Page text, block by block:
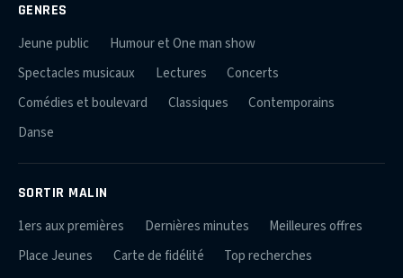
GENRES
Jeune public
Humour et One man show
Spectacles musicaux
Lectures
Concerts
Comédies et boulevard
Classiques
Contemporains
Danse
SORTIR MALIN
1ers aux premières Dernières minutes
Meilleures offres
Place Jeunes
Carte de fidélité Top recherches